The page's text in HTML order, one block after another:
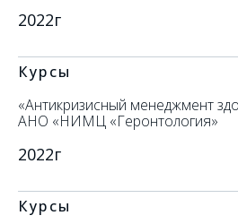
2022г
Курсы
«Антикризисный менеджмент
АНО «НИМЦ «Геронтология»
2022г
Курсы